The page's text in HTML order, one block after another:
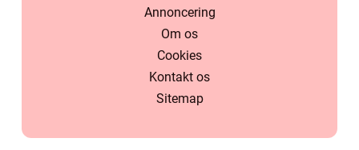
Annoncering
Om os
Cookies
Kontakt os
Sitemap